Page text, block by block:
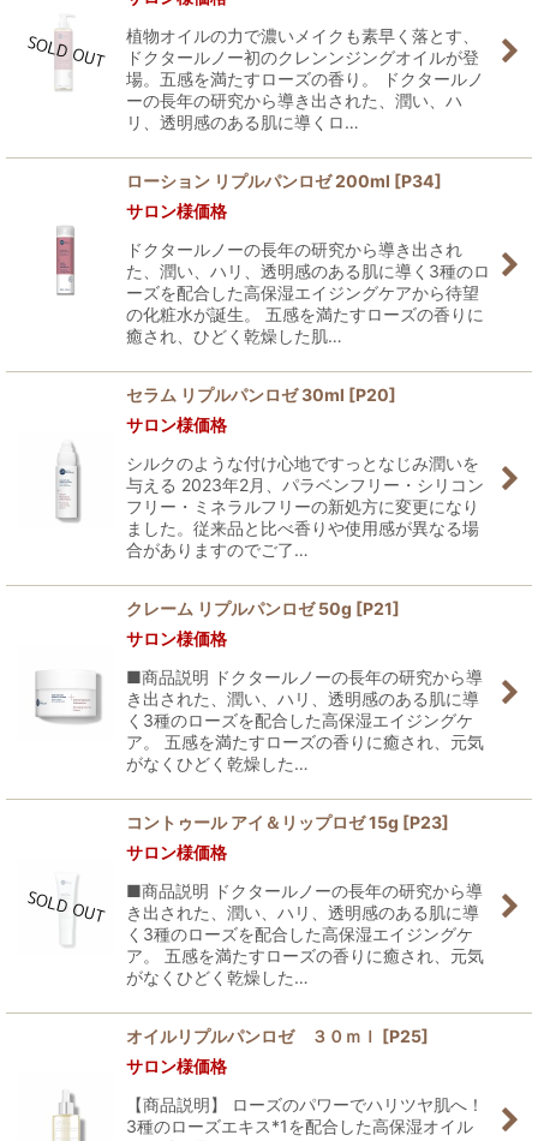
植物オイルの力で濃いメイクも素早く落とす、
ドクタールノー初のクレンンジングオイルが登
場。五感を満たすローズの香り。 ドクタールノ
ーの長年の研究から導き出された、潤い、ハ
リ、透明感のある肌に導くロ…
ローション リプルパンロゼ 200ml [P34]
サロン様価格
ドクタールノーの長年の研究から導き出され
た、潤い、ハリ、透明感のある肌に導く3種のロ
ーズを配合した高保湿エイジングケアから待望
の化粧水が誕生。 五感を満たすローズの香りに
癒され、ひどく乾燥した肌…
セラム リプルパンロゼ 30ml [P20]
サロン様価格
シルクのような付け心地ですっとなじみ潤いを
与える 2023年2月、パラベンフリー・シリコン
フリー・ミネラルフリーの新処方に変更になり
ました。従来品と比べ香りや使用感が異なる場
合がありますのでご了…
クレーム リプルパンロゼ 50g [P21]
サロン様価格
■商品説明 ドクタールノーの長年の研究から導
き出された、潤い、ハリ、透明感のある肌に導
く3種のローズを配合した高保湿エイジングケ
ア。 五感を満たすローズの香りに癒され、元気
がなくひどく乾燥した…
コントゥール アイ＆リップロゼ 15g [P23]
サロン様価格
■商品説明 ドクタールノーの長年の研究から導
き出された、潤い、ハリ、透明感のある肌に導
く3種のローズを配合した高保湿エイジングケ
ア。 五感を満たすローズの香りに癒され、元気
がなくひどく乾燥した…
オイルリプルパンロゼ ３０ｍｌ [P25]
サロン様価格
【商品説明】 ローズのパワーでハリツヤ肌へ！
3種のローズエキス*1を配合した高保湿オイル